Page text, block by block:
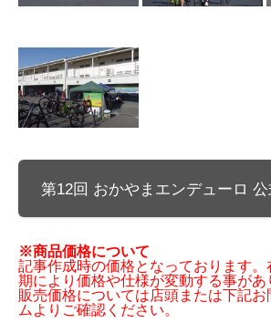
第12回 おかやまエンデューロ
※商品価格について
記事作成時の価格となっております
期により価格や仕様が変動する事があ
販売価格については店頭または下記
ムよりご確認ください。